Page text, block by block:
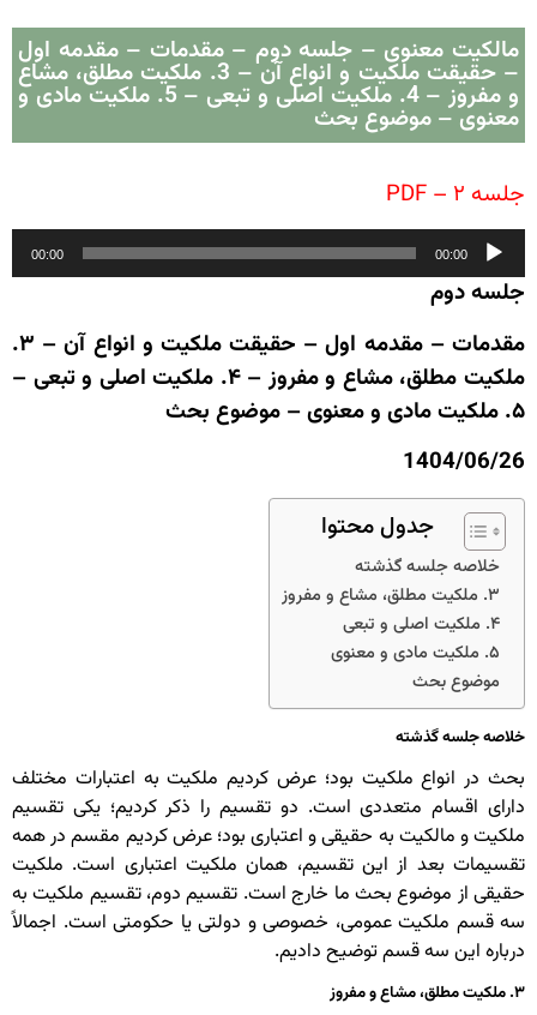
مالکیت معنوی – جلسه دوم – مقدمات – مقدمه اول
– حقیقت ملکیت و انواع آن – 3. ملکیت مطلق، مشاع
و مفروز – 4. ملکیت اصلی و تبعی – 5. ملکیت مادی و
معنوی – موضوع بحث
جلسه ۲ – PDF
پخش‌کننده
صوت
00:00
00:00
جلسه دوم
مقدمات – مقدمه اول – حقیقت ملکیت و انواع آن – ۳.
ملکیت مطلق، مشاع و مفروز – ۴. ملکیت اصلی و تبعی –
۵. ملکیت مادی و معنوی – موضوع بحث
1404/06/26
جدول محتوا
خلاصه جلسه گذشته
۳. ملکیت مطلق، مشاع و مفروز
۴. ملکیت اصلی و تبعی
۵. ملکیت مادی و معنوی
موضوع بحث
خلاصه جلسه گذشته
بحث در انواع ملکیت بود؛ عرض کردیم ملکیت به اعتبارات مختلف
دارای اقسام متعددی است. دو تقسیم را ذکر کردیم؛ یکی تقسیم
ملکیت و مالکیت به حقیقی و اعتباری بود؛ عرض کردیم مقسم در همه
تقسیمات بعد از این تقسیم، همان ملکیت اعتباری است. ملکیت
حقیقی از موضوع بحث ما خارج است. تقسیم دوم، تقسیم ملکیت به
سه قسم ملکیت عمومی، خصوصی و دولتی یا حکومتی است. اجمالاً
درباره این سه قسم توضیح دادیم.
۳. ملکیت مطلق، مشاع و مفروز